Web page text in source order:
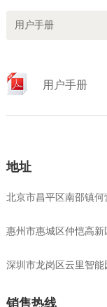
用户手册
用户手册
地址
北京市昌平区南邵镇何
惠州市惠城区仲恺高
深圳市龙岗区云里智能
销售热线